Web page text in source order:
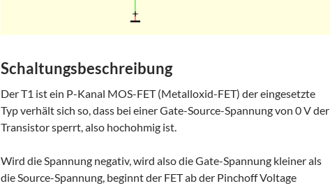
Schaltungsbeschreibung
Der T1 ist ein P-Kanal MOS-FET (Metalloxid-FET) der eingesetzte
Typ verhält sich so, dass bei einer Gate-Source-Spannung von 0 V der
Transistor sperrt, also hochohmig ist.
Wird die Spannung negativ, wird also die Gate-Spannung kleiner als
die Source-Spannung, beginnt der FET ab der Pinchoff Voltage